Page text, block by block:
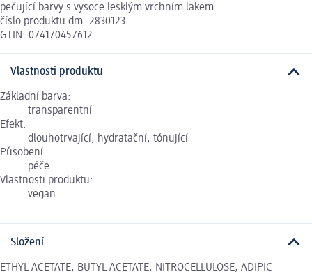
pečující barvy s vysoce lesklým vrchním lakem.
číslo produktu dm: 2830123
GTIN: 074170457612
Vlastnosti produktu
Základní barva:
transparentní
Efekt:
dlouhotrvající, hydratační, tónující
Působení:
péče
Vlastnosti produktu:
vegan
Složení
ETHYL ACETATE, BUTYL ACETATE, NITROCELLULOSE, ADIPIC